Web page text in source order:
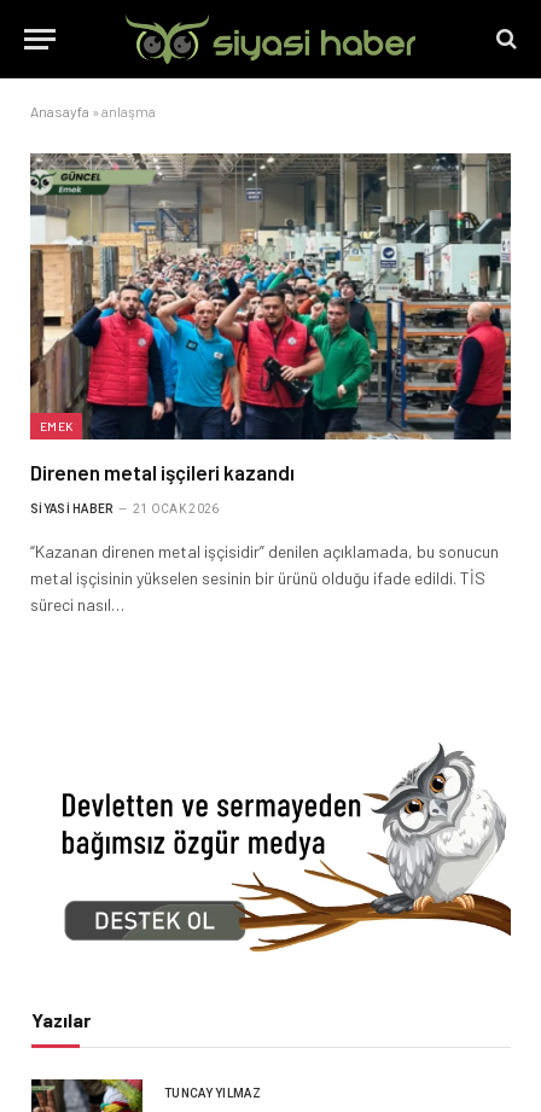
Anasayfa » anlaşma
EMEK
Direnen metal işçileri kazandı
SIYASI HABER 21 OCAK 2026
“Kazanan direnen metal işçisidir” denilen açıklamada, bu sonucun
metal işçisinin yükselen sesinin bir ürünü olduğu ifade edildi. TİS
süreci nasıl…
Yazılar
TUNCAY YILMAZ